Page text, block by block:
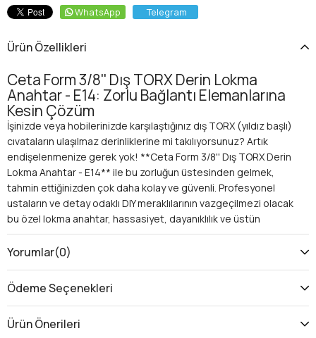
WhatsApp Telegram
Ürün Özellikleri
Ceta Form 3/8'' Dış TORX Derin Lokma
Anahtar - E14: Zorlu Bağlantı Elemanlarına
Kesin Çözüm
İşinizde veya hobilerinizde karşılaştığınız dış TORX (yıldız başlı)
cıvataların ulaşılmaz derinliklerine mi takılıyorsunuz? Artık
endişelenmenize gerek yok! **Ceta Form 3/8'' Dış TORX Derin
Lokma Anahtar - E14** ile bu zorluğun üstesinden gelmek,
tahmin ettiğinizden çok daha kolay ve güvenli. Profesyonel
ustaların ve detay odaklı DIY meraklılarının vazgeçilmezi olacak
bu özel lokma anahtar, hassasiyet, dayanıklılık ve üstün
performansı bir araya getiriyor. Ceta Form kalitesiyle
tasarlanan E14 derin lokma, her sıkma ve sökme işleminde size
Neden Ceta Form Dış TORX Derin Lokma Anahtar E14
Tercih Etmelisiniz?
özel ürünü, sunduğu avantajlarla rakiplerinden ayrılır:
Yorumlar(0)
Ödeme Seçenekleri
Ürün Önerileri